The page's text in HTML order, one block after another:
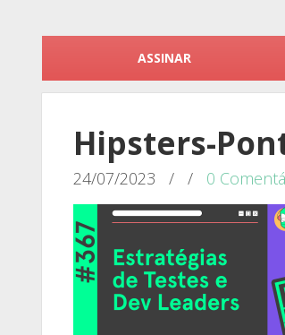
ASSINAR
Hipsters-
24/07/2023 / / 0